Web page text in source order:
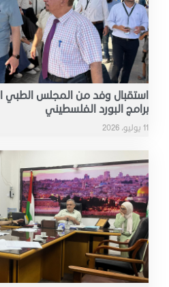
استقبال وفد من المجلس الطبي
برامج البورد الفلسطيني
11 يوليو، 2026